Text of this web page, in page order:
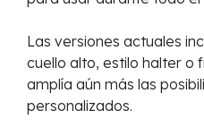
Las versiones actuales
cuello alto, estilo halter o
amplía aún más las
personalizados.